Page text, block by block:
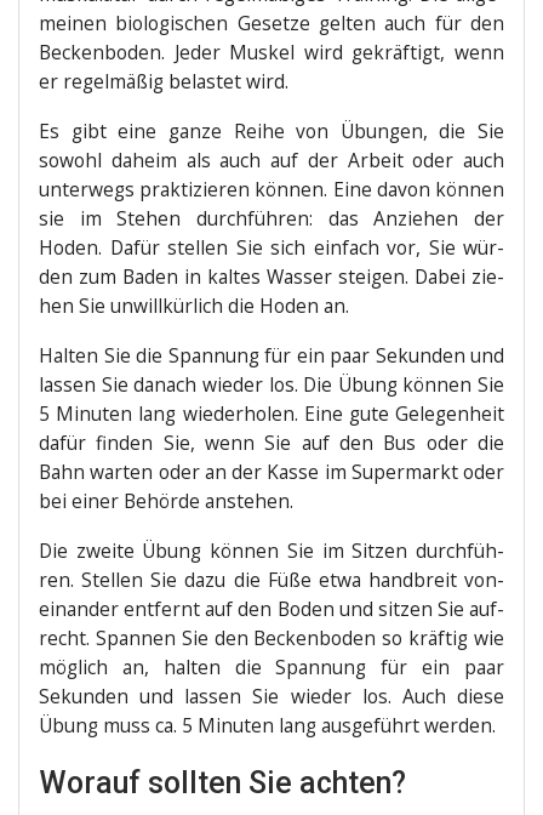
mei­nen bio­lo­gi­schen Geset­ze gel­ten auch für den
Becken­bo­den. Jeder Mus­kel wird gekräf­tigt, wenn
er regel­mä­ßig belas­tet wird.
Es gibt eine gan­ze Rei­he von Übun­gen, die Sie
sowohl daheim als auch auf der Arbeit oder auch
unter­wegs prak­ti­zie­ren kön­nen. Eine davon kön­nen
sie im Ste­hen durch­füh­ren: das Anzie­hen der
Hoden. Dafür stel­len Sie sich ein­fach vor, Sie wür­
den zum Baden in kal­tes Was­ser stei­gen. Dabei zie­
hen Sie unwill­kür­lich die Hoden an.
Hal­ten Sie die Span­nung für ein paar Sekun­den und
las­sen Sie danach wie­der los. Die Übung kön­nen Sie
5 Minu­ten lang wie­der­ho­len. Eine gute Gele­gen­heit
dafür fin­den Sie, wenn Sie auf den Bus oder die
Bahn war­ten oder an der Kas­se im Super­markt oder
bei einer Behör­de anstehen.
Die zwei­te Übung kön­nen Sie im Sit­zen durch­füh­
ren. Stel­len Sie dazu die Füße etwa hand­breit von­
ein­an­der ent­fernt auf den Boden und sit­zen Sie auf­
recht. Span­nen Sie den Becken­bo­den so kräf­tig wie
mög­lich an, hal­ten die Span­nung für ein paar
Sekun­den und las­sen Sie wie­der los. Auch die­se
Übung muss ca. 5 Minu­ten lang aus­ge­führt werden.
Worauf sollten Sie achten?